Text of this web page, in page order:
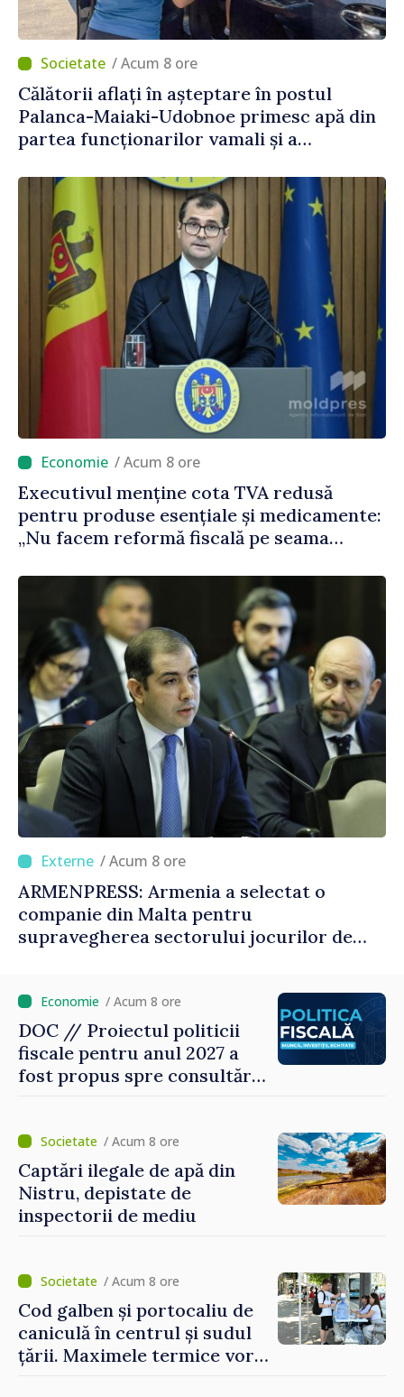
/ Acum 8 ore
Călătorii aflați în așteptare în postul
Palanca-Maiaki-Udobnoe primesc apă din
partea funcționarilor vamali și a
/ Acum 8 ore
Executivul menține cota TVA redusă
pentru produse esențiale și medicamente:
„Nu facem reformă fiscală pe seama
/ Acum 8 ore
ARMENPRESS: Armenia a selectat o
companie din Malta pentru
supravegherea sectorului jocurilor de
/ Acum 8 ore
DOC // Proiectul politicii
fiscale pentru anul 2027 a
fost propus spre consultări
/ Acum 8 ore
Captări ilegale de apă din
Nistru, depistate de
inspectorii de mediu
/ Acum 8 ore
Cod galben și portocaliu de
caniculă în centrul și sudul
țării. Maximele termice vor